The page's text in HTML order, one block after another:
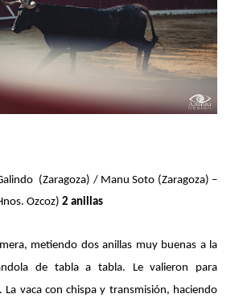
(Zaragoza) / Manu Soto (Zaragoza) –
Ozcoz) 2 anillas
metiendo dos anillas muy buenas a la
de tabla a tabla. Le valieron para
La vaca con chispa y transmisión, haciendo